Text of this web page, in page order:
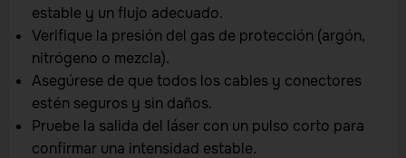
estable y un flujo adecuado.
Verifique la presión del gas de protección (argón,
nitrógeno o mezcla).
Asegúrese de que todos los cables y conectores
estén seguros y sin daños.
Pruebe la salida del láser con un pulso corto para
confirmar una intensidad estable.